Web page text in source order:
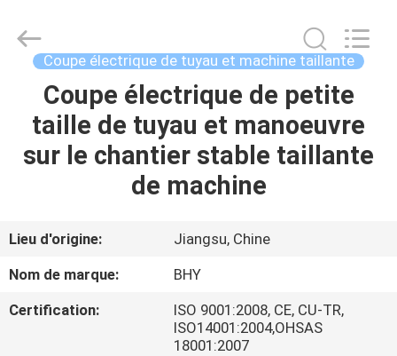
MAISON
PRODUITS
SUJET
DE
NOUS
Bohyar
Engineering
Material
Technology(Suzhou)Co.,
Coupe électrique de tuyau et machine taillante
Coupe électrique de petite
taille de tuyau et manoeuvre
sur le chantier stable taillante
de machine
Lieu d'origine:
Jiangsu, Chine
Nom de marque:
BHY
Certification:
ISO 9001:2008, CE, CU-TR,
ISO14001:2004,OHSAS
18001:2007